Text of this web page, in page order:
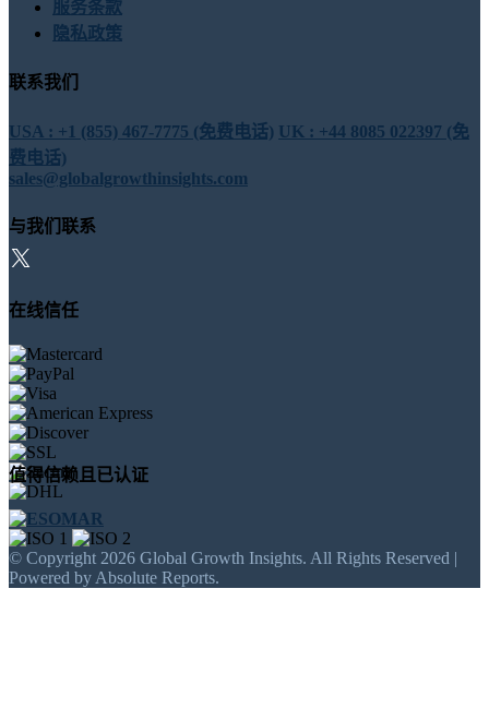
服务条款
隐私政策
联系我们
USA : +1 (855) 467-7775 (免费电话) UK : +44 8085 022397 (免
费电话)
sales@globalgrowthinsights.com
与我们联系
在线信任
值得信赖且已认证
© Copyright 2026 Global Growth Insights. All Rights Reserved |
Powered by Absolute Reports.